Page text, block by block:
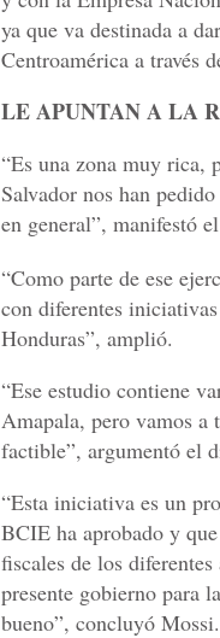
ya que va destinada a
Centroamérica a través
LE APUNTAN A LA
“Es una zona muy rica,
Salvador nos han
en general”, manifestó
“Como parte de ese
con diferentes
Honduras”, amplió.
“Ese estudio contiene
Amapala, pero vamos a
factible”, argumentó el
“Esta iniciativa es un
BCIE ha aprobado y
fiscales de los
presente gobierno para
bueno”, concluyó Mossi.